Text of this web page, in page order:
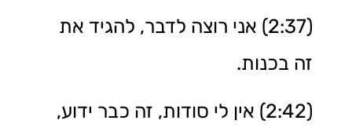
(2:37) אני רוצה לדבר, להגיד את
זה בכנות.
(2:42) אין לי סודות, זה כבר ידוע,